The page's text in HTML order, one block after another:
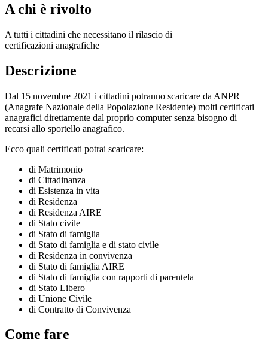
A chi è rivolto
A tutti i cittadini che necessitano il rilascio di
certificazioni anagrafiche
Descrizione
Dal 15 novembre 2021 i cittadini potranno scaricare da ANPR
(Anagrafe Nazionale della Popolazione Residente) molti certificati
anagrafici direttamente dal proprio computer senza bisogno di
recarsi allo sportello anagrafico.
Ecco quali certificati potrai scaricare:
di Matrimonio
di Cittadinanza
di Esistenza in vita
di Residenza
di Residenza AIRE
di Stato civile
di Stato di famiglia
di Stato di famiglia e di stato civile
di Residenza in convivenza
di Stato di famiglia AIRE
di Stato di famiglia con rapporti di parentela
di Stato Libero
di Unione Civile
di Contratto di Convivenza
Come fare